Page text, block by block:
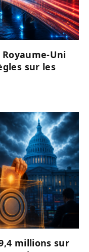
Uni
sur les
millions sur